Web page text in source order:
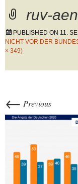
ruv-
PUBLISHED ON 11.
NICHT VOR DER
× 349)
← Previous